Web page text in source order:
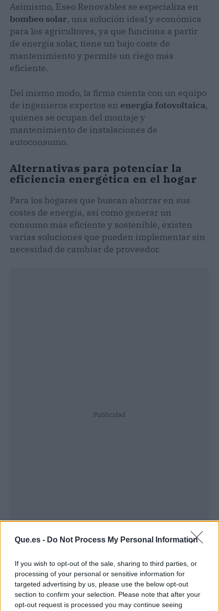
Que.es - Do Not Process My Personal Information
If you wish to opt-out of the sale, sharing to third parties, or
processing of your personal or sensitive information for
targeted advertising by us, please use the below opt-out
section to confirm your selection. Please note that after your
opt-out request is processed you may continue seeing
Asimismo, Eseo Renovables se especializa en
bombeo solar, una solución ideal y económica
para los agricultores, ya que funciona a partir
de energía solar, tiene un bajo coste de
mantenimiento y permite un riego más
eficiente.
Del mismo modo, la firma cuenta con un equipo
de ingenieros expertos en energía fotovoltaica,
quienes se ocupan del montaje y
mantenimiento de instalaciones de
autoconsumo.
Alternativas para potenciar la
eficiencia energética en el hogar
Para los hogares que buscan ahorrar en sus
costes de energía, así como generar un
consumo más eficiente y sostenible, existen
varias soluciones que pueden implementar sin
necesidad de cambiar de proveedor.
Publicidad
Una de ellas es equipar todos los puntos de
iluminación con luces LED, los cuales
representan un ahorro en el consumo de
electricidad. Otra alternativa esmejorar el